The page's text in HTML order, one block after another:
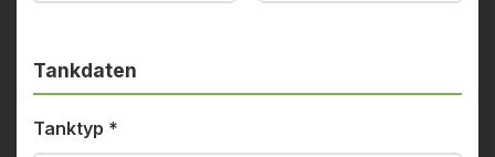
Tankdaten
Tanktyp *